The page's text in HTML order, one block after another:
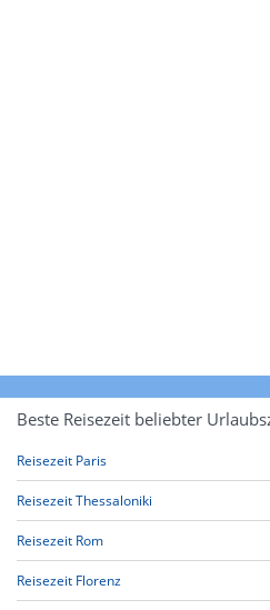
Beste Reisezeit beliebter
Reisezeit Paris
Reisezeit Thessaloniki
Reisezeit Rom
Reisezeit Florenz